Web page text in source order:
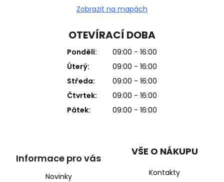
Zobrazit na mapách
OTEVÍRACÍ DOBA
Pondělí:
09:00 - 16:00
Úterý:
09:00 - 16:00
Středa:
09:00 - 16:00
Čtvrtek:
09:00 - 16:00
Pátek:
09:00 - 16:00
Informace pro vás
Novinky
VŠE O NÁKUPU
Kontakty